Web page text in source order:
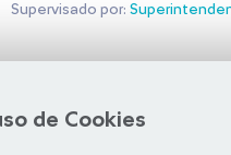
de Cookies
Supervisado por: